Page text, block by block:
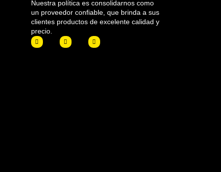
Nuestra política es consolidarnos como
un proveedor confiable, que brinda a sus
clientes productos de excelente calidad y
precio.
F
a
c
I
n
s
L
i
n